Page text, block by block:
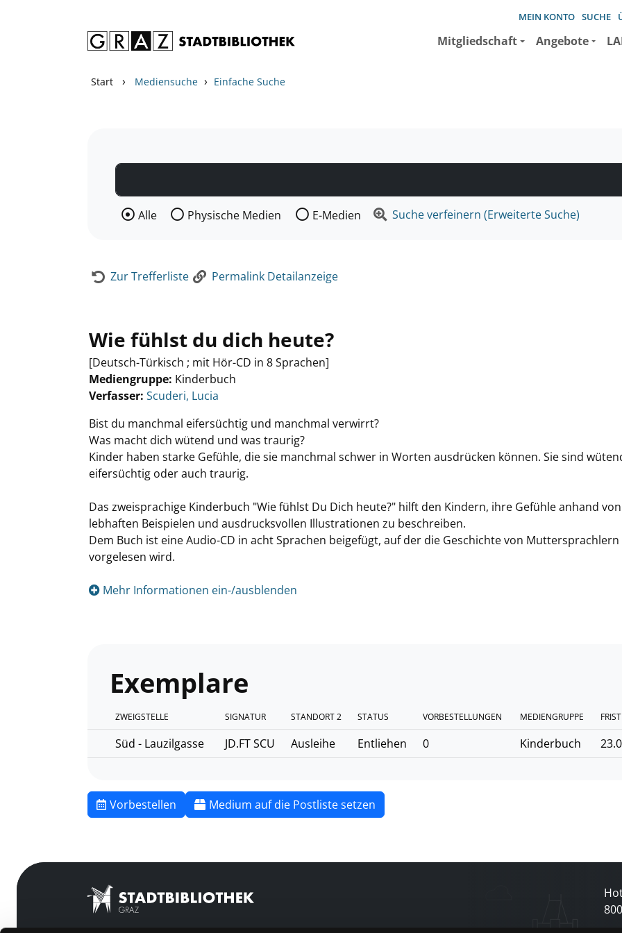
MEIN KONTO SUCHE
Mitgliedschaft Angebote
Start › Mediensuche › Einfache Suche
Wählen Sie die Medienart nach der Sie suchen wollen.
Alle Physische Medien E-Medien Suche verfeinern (Erweiterte Suche)
Zur Trefferliste Permalink Detailanzeige
Wie fühlst du dich heute?
[Deutsch-Türkisch ; mit Hör-CD in 8 Sprachen]
Mediengruppe: Kinderbuch
Verfasser: Suche nach diesem Verfasser
Scuderi, Lucia
Bist du manchmal eifersüchtig und manchmal verwirrt?
Was macht dich wütend und was traurig?
Kinder haben starke Gefühle, die sie manchmal schwer in Worten ausdrücken können. Sie sind
eifersüchtig oder auch traurig.
Das zweisprachige Kinderbuch "Wie fühlst Du Dich heute?" hilft den Kindern, ihre Gefühle anhand von
lebhaften Beispielen und ausdrucksvollen Illustrationen zu beschreiben.
Dem Buch ist eine Audio-CD in acht Sprachen beigefügt, auf der die Geschichte von Muttersprachlern
vorgelesen wird.
Mehr Informationen ein-/ausblenden
Exemplare
ZWEIGSTELLE SIGNATUR STANDORT 2 STATUS VORBESTELLUNGEN MEDIENGRUPPE FRIST
Süd - Lauzilgasse JD.FT SCU Ausleihe Entliehen 0 Kinderbuch
Vorbestellen Medium auf die Postliste setzen
800